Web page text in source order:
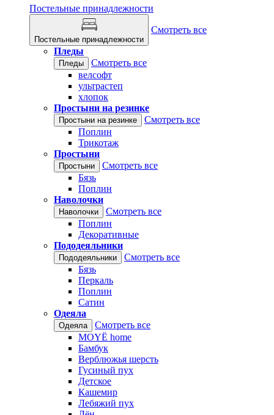
Постельные принадлежности
Постельные принадлежности
Смотреть все
Пледы
Пледы
Смотреть все
велсофт
ультрастеп
хлопок
Простыни на резинке
Простыни на резинке
Смотреть все
Поплин
Трикотаж
Простыни
Простыни
Смотреть все
Бязь
Поплин
Наволочки
Наволочки
Смотреть все
Поплин
Декоративные
Пододеяльники
Пододеяльники
Смотреть все
Бязь
Перкаль
Поплин
Сатин
Одеяла
Одеяла
Смотреть все
MOYЁ home
Бамбук
Верблюжья шерсть
Гусиный пух
Детское
Кашемир
Лебяжий пух